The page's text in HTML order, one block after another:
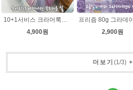
4,900원
2,900원
더보기 (1 /3)+